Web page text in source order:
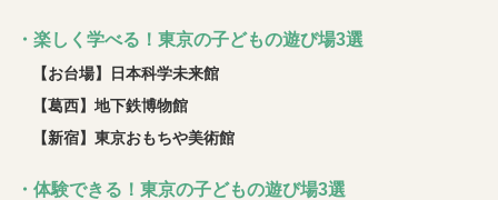
・楽しく学べる！東京の子どもの遊び場3選
【お台場】日本科学未来館
【葛西】地下鉄博物館
【新宿】東京おもちや美術館
・体験できる！東京の子どもの遊び場3選